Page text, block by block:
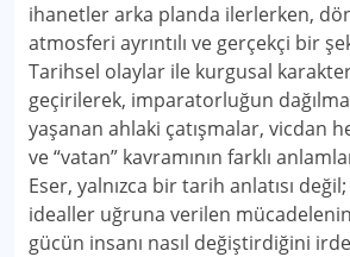
ihanetler arka planda ilerlerken,
atmosferi ayrıntılı ve gerçekçi bir
Tarihsel olaylar ile kurgusal
geçirilerek, imparatorluğun
yaşanan ahlaki çatışmalar, vicdan
ve “vatan” kavramının farklı
Eser, yalnızca bir tarih anlatısı
idealler uğruna verilen
gücün insanı nasıl değiştirdiğini